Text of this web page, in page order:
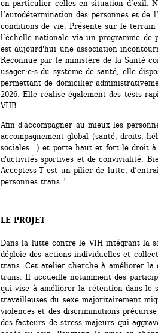
en particulier celles en situation d’exil.
l’autodétermination des personnes et de
conditions de vie. Présente sur le terrain
l’échelle nationale via un programme de
est aujourd'hui une association
Reconnue par le ministère de la Santé
usager·e·s du système de santé, elle
permettant de domicilier
2026. Elle réalise également des tests
VHB.
Afin d'accompagner au mieux les
accompagnement global (santé, droits,
sociales…) et porte haut et fort le droit à
d'activités sportives et de convivialité.
Acceptess-T est un pilier de lutte,
personnes trans !
LE PROJET
Dans la lutte contre le VIH intégrant la
déploie des actions individuelles et
trans. Cet atelier cherche à améliorer la
trans. Il accueille notamment des
qui vise à améliorer la rétention dans le
travailleuses du sexe majoritairement
violences et des discriminations
des facteurs de stress majeurs qui